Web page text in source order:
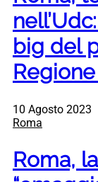
big del
10 Agosto 2023
Roma
Roma,